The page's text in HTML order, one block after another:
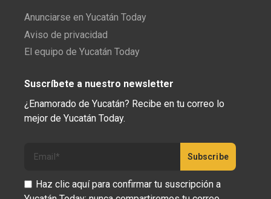
Anunciarse en Yucatán Today
Aviso de privacidad
El equipo de Yucatán Today
Suscríbete a nuestro newsletter
¿Enamorado de Yucatán? Recibe en tu correo lo
mejor de Yucatán Today.
Haz clic aquí para confirmar tu suscripción a